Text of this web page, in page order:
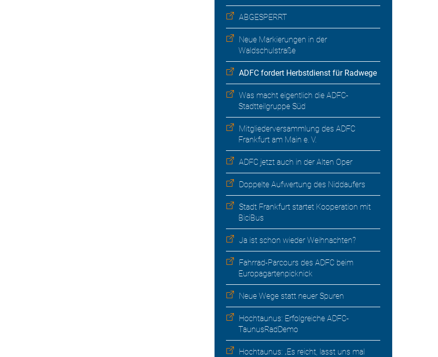
ABGESPERRT
Neue Markierungen in der
Waldschulstraße
ADFC fordert Herbstdienst für Radwege
Was macht eigentlich die ADFC-
Stadtteilgruppe Süd
Mitgliederversammlung des ADFC
Frankfurt am Main e. V.
ADFC jetzt auch in der Alten Oper
Doppelte Aufwertung des Niddaufers
Stadt Frankfurt startet Kooperation mit
BiciBus
Ja ist schon wieder Weihnachten?
Fahrrad-Parcours des ADFC beim
Europagartenpicknick
Neue Wege statt neuer Spuren
Hochtaunus: Erfolgreiche ADFC-
TaunusRadDemo
Hochtaunus: „Es reicht, lasst uns mal